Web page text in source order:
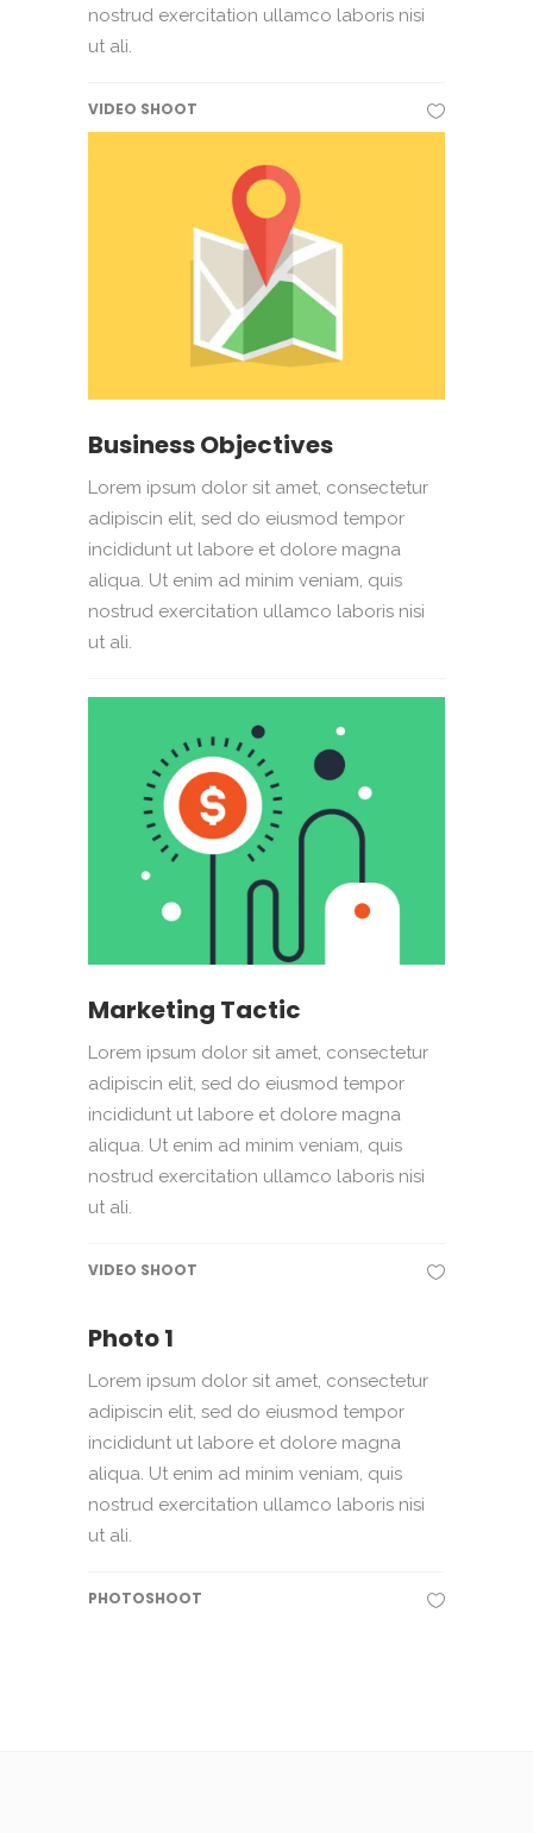
nostrud exercitation ullamco laboris nisi
ut ali.
VIDEO SHOOT
Business Objectives
Lorem ipsum dolor sit amet, consectetur
adipiscin elit, sed do eiusmod tempor
incididunt ut labore et dolore magna
aliqua. Ut enim ad minim veniam, quis
nostrud exercitation ullamco laboris nisi
ut ali.
Marketing Tactic
Lorem ipsum dolor sit amet, consectetur
adipiscin elit, sed do eiusmod tempor
incididunt ut labore et dolore magna
aliqua. Ut enim ad minim veniam, quis
nostrud exercitation ullamco laboris nisi
ut ali.
VIDEO SHOOT
Photo 1
Lorem ipsum dolor sit amet, consectetur
adipiscin elit, sed do eiusmod tempor
incididunt ut labore et dolore magna
aliqua. Ut enim ad minim veniam, quis
nostrud exercitation ullamco laboris nisi
ut ali.
PHOTOSHOOT